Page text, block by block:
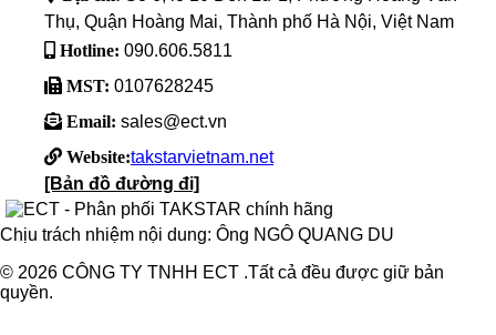
Thụ, Quận Hoàng Mai, Thành phố Hà Nội, Việt Nam
Hotline: 090.606.5811
MST: 0107628245
Email: sales@ect.vn
Website:takstarvietnam.net
[Bản đồ đường đi]
Chịu trách nhiệm nội dung: Ông NGÔ QUANG DU
© 2026 CÔNG TY TNHH ECT .Tất cả đều được giữ bản
quyền.